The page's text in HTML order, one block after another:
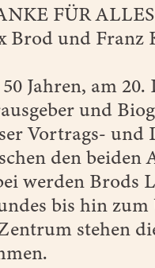
FÜR
Brod und Franz
Jahren, am
und
Vortrags- und
den
werden Brods
bis hin
stehen